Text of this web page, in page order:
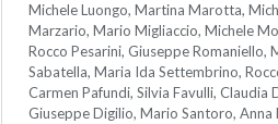
Michele Luongo, Martina Marotta,
Marzario, Mario Migliaccio, Michele
Rocco Pesarini, Giuseppe Romaniello,
Sabatella, Maria Ida Settembrino,
Carmen Pafundi, Silvia Favulli, Claudia
Giuseppe Digilio, Mario Santoro, Anna